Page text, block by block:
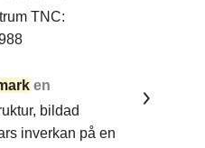
TNC:
en
bildad
inverkan på en